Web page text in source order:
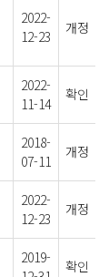
2022-
12-23
개정
2022-
11-14
확인
2018-
07-11
개정
2022-
12-23
개정
2019-
확인